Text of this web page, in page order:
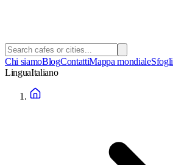
Chi siamoBlogContattiMappa mondiale
LinguaItaliano